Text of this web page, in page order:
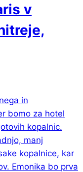
v
in
bomo za hotel
kopalnic.
manj
kopalnice, kar
Emonika bo prva